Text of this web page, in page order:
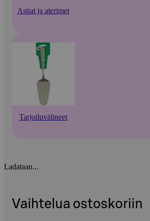
Astiat ja aterimet
Tarjoiluvälineet
Ladataan...
Vaihtelua ostoskoriin